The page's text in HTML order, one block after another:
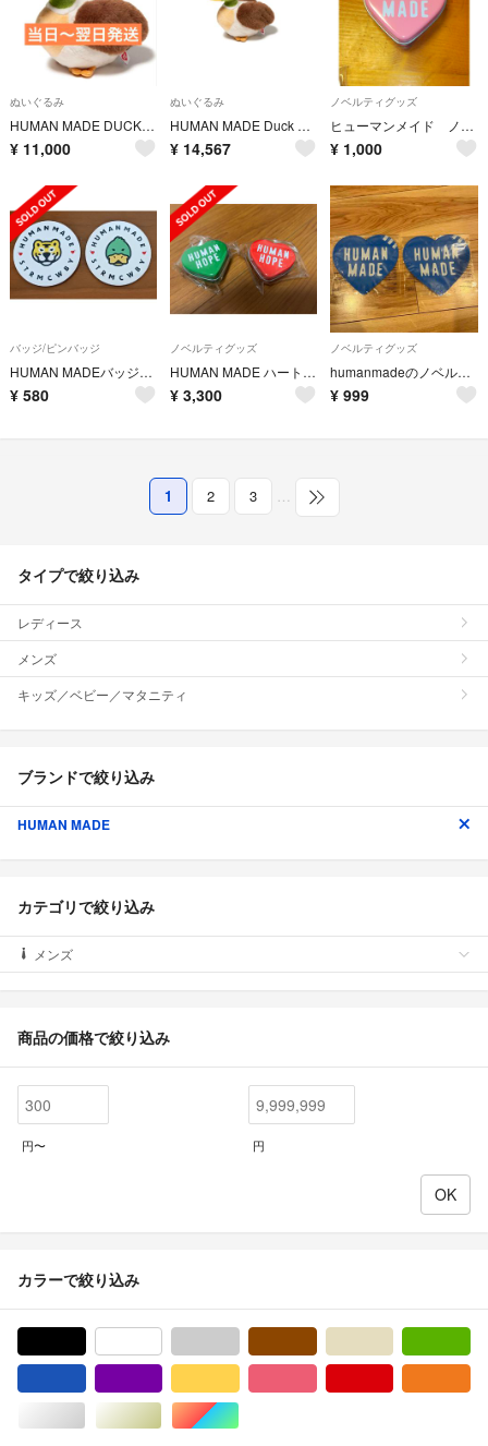
ぬいぐるみ
HUMAN MADE DUCK STUFFED TOY カモ ぬいぐるみ
¥ 11,000
ぬいぐるみ
HUMAN MADE Duck Stuffed Toy "Green"
¥ 14,567
ノベルティグッズ
ヒューマンメイド ノベルティ
¥ 1,000
バッジ/ピンバッジ
HUMAN MADEバッジ2つとマグネット
¥ 580
ノベルティグッズ
HUMAN MADE ハート型缶 クリップ ノベルティ
¥ 3,300
ノベルティグッズ
humanmadeのノベルティ 小物入れ ジップロック
¥ 999
1 2 3 …
タイプで絞り込み
レディース
メンズ
キッズ／ベビー／マタニティ
ブランドで絞り込み
HUMAN MADE
カテゴリで絞り込み
メンズ
商品の価格で絞り込み
円〜 円
カラーで絞り込み
シルバー/銀色系ゴールド/金色系マルチカラー